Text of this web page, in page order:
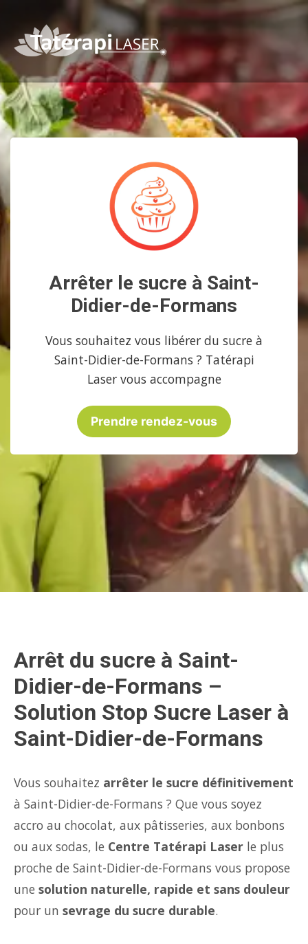
Arrêter le sucre à Saint-
Didier-de-Formans
Vous souhaitez vous libérer du sucre à
Saint-Didier-de-Formans ? Tatérapi
Laser vous accompagne
Prendre rendez-vous
Arrêt du sucre à Saint-
Didier-de-Formans –
Solution Stop Sucre Laser à
Saint-Didier-de-Formans
Vous souhaitez arrêter le sucre définitivement
à Saint-Didier-de-Formans ? Que vous soyez
accro au chocolat, aux pâtisseries, aux bonbons
ou aux sodas, le Centre Tatérapi Laser le plus
proche de Saint-Didier-de-Formans vous propose
une solution naturelle, rapide et sans douleur
pour un sevrage du sucre durable.